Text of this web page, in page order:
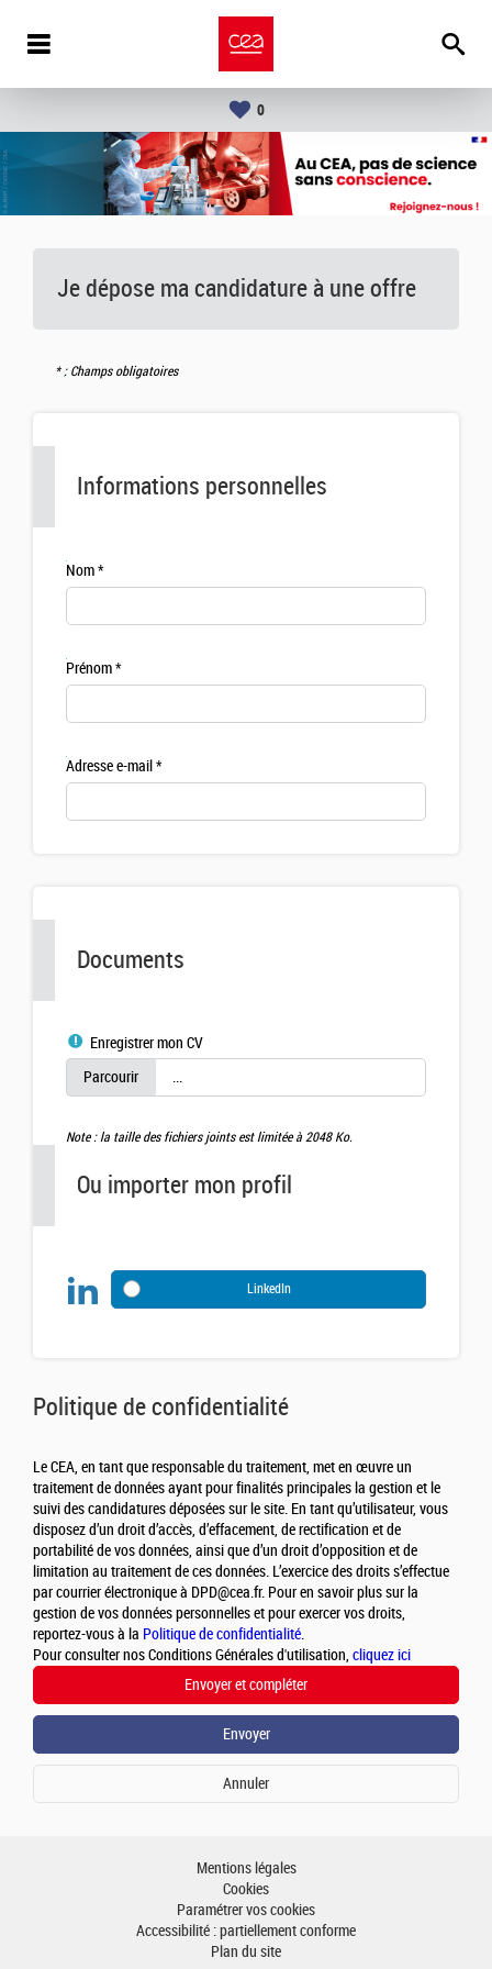
0
Je dépose ma candidature à une offre
: Champs obligatoires
Politique de confidentialité
Le CEA, en tant que responsable du traitement, met en œuvre un
traitement de données ayant pour finalités principales la gestion et le
suivi des candidatures déposées sur le site. En tant qu’utilisateur, vous
disposez d’un droit d’accès, d’effacement, de rectification et de
portabilité de vos données, ainsi que d’un droit d’opposition et de
limitation au traitement de ces données. L’exercice des droits s’effectue
par courrier électronique à DPD@cea.fr. Pour en savoir plus sur la
gestion de vos données personnelles et pour exercer vos droits,
reportez-vous à la Politique de confidentialité.
Pour consulter nos Conditions Générales d'utilisation, cliquez ici
Documents
Enregistrer mon CV
Note : la taille des fichiers joints est limitée à 2048 Ko.
Ou importer mon profil
LinkedIn
Informations personnelles
Nom
Prénom
Adresse e-mail
Mentions légales
Cookies
Paramétrer vos cookies
Accessibilité : partiellement conforme
Plan du site